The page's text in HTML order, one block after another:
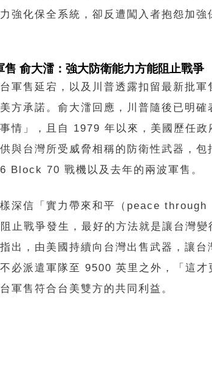
強化保全系統，卻反遭闖入者抱怨加強
售 俞大㵢：強大防衛能力方能阻止戰爭
軍售延宕，以及川普透露扣留最新批軍
方承諾。俞大㵢回應，川普隨後已明確
情」，且自 1979 年以來，美國歷任政
與台灣所受威脅相稱的防衛性武器，包
Block 70 戰機以及去年的兩波軍售。
深信「實力帶來和平（peace through
止戰爭發生，最好的方法就是讓台灣變
出，由美國持續向台灣出售武器，讓台
必派遣軍隊至 9500 英里之外，「這才
軍售符合台美雙方的共同利益。